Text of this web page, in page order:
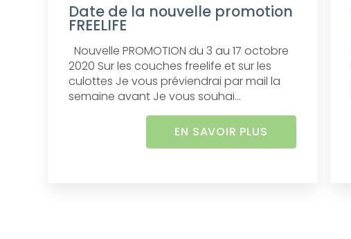
Date de la nouvelle promotion
FREELIFE
Nouvelle PROMOTION du 3 au 17 octobre
2020 Sur les couches freelife et sur les
culottes Je vous préviendrai par mail la
semaine avant Je vous souhai...
EN SAVOIR PLUS